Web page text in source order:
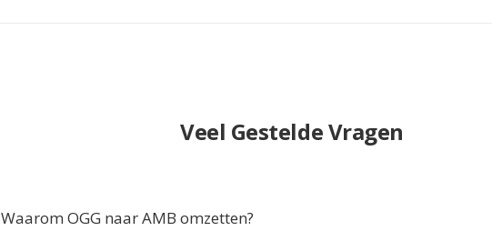
Veel Gestelde Vragen
Waarom OGG naar AMB omzetten?